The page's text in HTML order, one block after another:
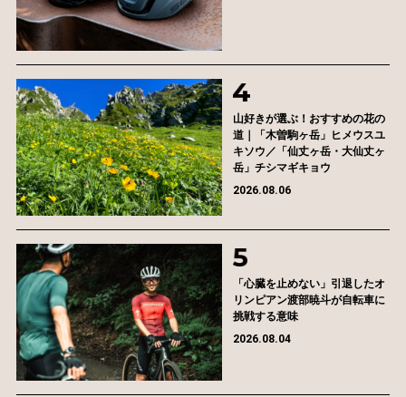
山好きが選ぶ！おすすめの花の
道｜「木曽駒ヶ岳」ヒメウスユ
キソウ／「仙丈ヶ岳・大仙丈ヶ
岳」チシマギキョウ
2026.08.06
「心臓を止めない」引退したオ
リンピアン渡部暁斗が自転車に
挑戦する意味
2026.08.04